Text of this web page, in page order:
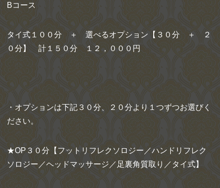
Bコース
タイ式１００分 ＋ 選べるオプション【３０分 ＋ ２
０分】 計１５０分 １２，０００円
・オプションは下記３０分、２０分より１つずつお選びく
ださい。
★OP３０分【フットリフレクソロジー／ハンドリフレク
ソロジー／ヘッドマッサージ／足裏角質取り／タイ式】